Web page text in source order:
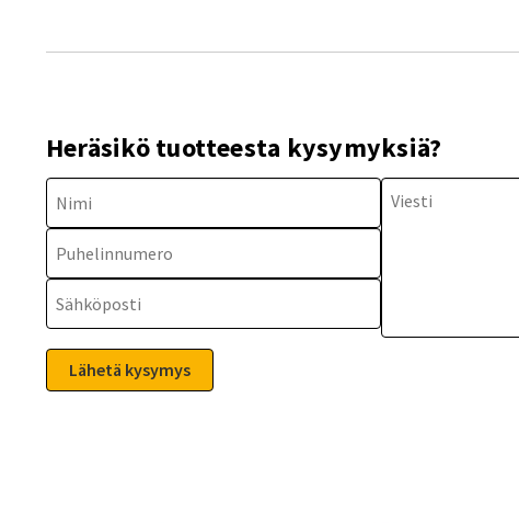
Heräsikö tuotteesta kysymyksiä?